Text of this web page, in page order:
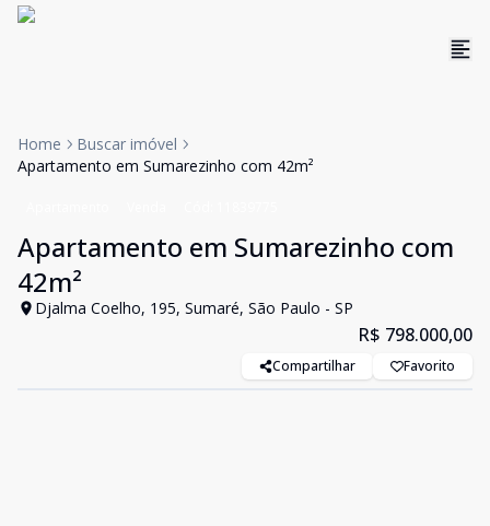
Home
Buscar imóvel
Apartamento em Sumarezinho com 42m²
Apartamento em Sumarezinho com
42m²
Djalma Coelho, 195, Sumaré, São Paulo - SP
R$ 798.000,00
Compartilhar Favorito